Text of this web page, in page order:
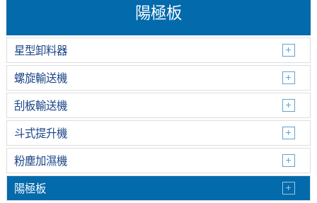
陽極板
星型卸料器
螺旋輸送機
刮板輸送機
斗式提升機
粉塵加濕機
陽極板